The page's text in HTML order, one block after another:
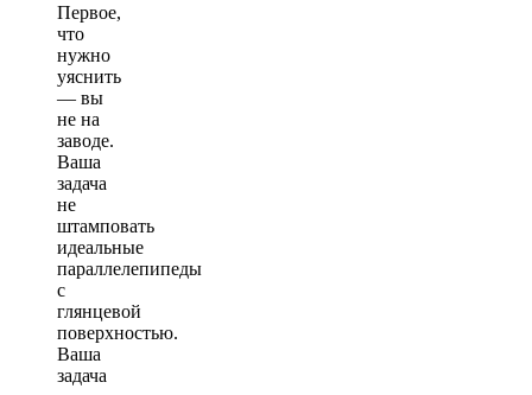
Первое,
что
нужно
уяснить
— вы
не на
заводе.
Ваша
задача
не
штамповать
идеальные
параллелепипеды
с
глянцевой
поверхностью.
Ваша
задача